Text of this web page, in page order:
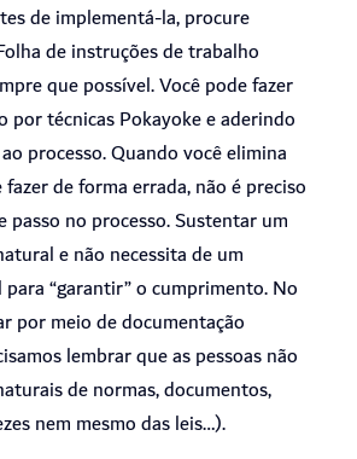
de implementá-la, procure
de instruções de trabalho
que possível. Você pode fazer
por técnicas Pokayoke e aderindo
processo. Quando você elimina
fazer de forma errada, não é preciso
passo no processo. Sustentar um
e não necessita de um
“garantir” o cumprimento. No
por meio de documentação
lembrar que as pessoas não
de normas, documentos,
nem mesmo das leis…).